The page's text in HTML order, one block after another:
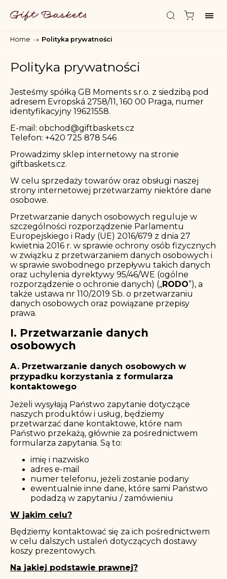
Home / Polityka prywatności
Polityka prywatności
Jesteśmy spółką GB Moments s.r.o. z siedzibą pod
adresem Evropská 2758/11, 160 00 Praga, numer
identyfikacyjny 19621558.
E-mail: obchod@giftbaskets.cz
Telefon: +420 725 878 546
Prowadzimy sklep internetowy na stronie
giftbaskets.cz.
W celu sprzedaży towarów oraz obsługi naszej
strony internetowej przetwarzamy niektóre dane
osobowe.
Przetwarzanie danych osobowych reguluje w
szczególności rozporządzenie Parlamentu
Europejskiego i Rady (UE) 2016/679 z dnia 27
kwietnia 2016 r. w sprawie ochrony osób fizycznych
w związku z przetwarzaniem danych osobowych i
w sprawie swobodnego przepływu takich danych
oraz uchylenia dyrektywy 95/46/WE (ogólne
rozporządzenie o ochronie danych) („RODO”), a
także ustawa nr 110/2019 Sb. o przetwarzaniu
danych osobowych oraz powiązane przepisy
prawa.
I. Przetwarzanie danych
osobowych
A. Przetwarzanie danych osobowych w
przypadku korzystania z formularza
kontaktowego
Jeżeli wysyłają Państwo zapytanie dotyczące
naszych produktów i usług, będziemy
przetwarzać dane kontaktowe, które nam
Państwo przekażą, głównie za pośrednictwem
formularza zapytania. Są to:
imię i nazwisko
adres e-mail
numer telefonu, jeżeli zostanie podany
ewentualnie inne dane, które sami Państwo
podadzą w zapytaniu / zamówieniu
W jakim celu?
Będziemy kontaktować się za ich pośrednictwem
w celu dalszych ustaleń dotyczących dostawy
koszy prezentowych.
Na jakiej podstawie prawnej?